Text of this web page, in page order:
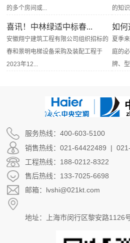
的多个房间或...
的知
喜讯！中林绿适中标春...
安徽翔宁建筑工程有限公司组织招标的
春和景明电梯设备采购及装配工程于
2023年12...
如何
夏季
庭的
牌、
服务热线：400-603-5100
销售热线：021-64422489 |
工程热线：188-0212-8322
售后热线：133-7025-6698
邮箱：lvshi@021kt.com
地址：上海市闵行区黎安路1126